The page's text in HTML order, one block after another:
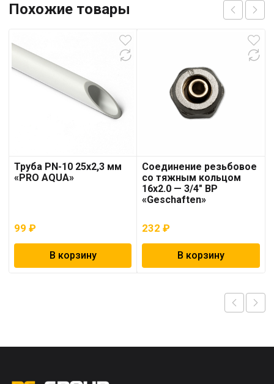
Похожие товары
Труба PN-10 25х2,3 мм
«PRO AQUA»
99 ₽
В корзину
Соединение резьбовое
со тяжным кольцом
16х2.0 — 3/4″ ВР
«Geschaften»
232₽
В корзину